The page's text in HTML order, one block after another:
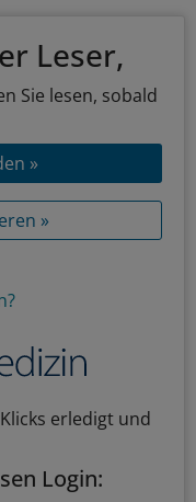
Leser,
Sie lesen, sobald
»
»
erledigt und
Login: